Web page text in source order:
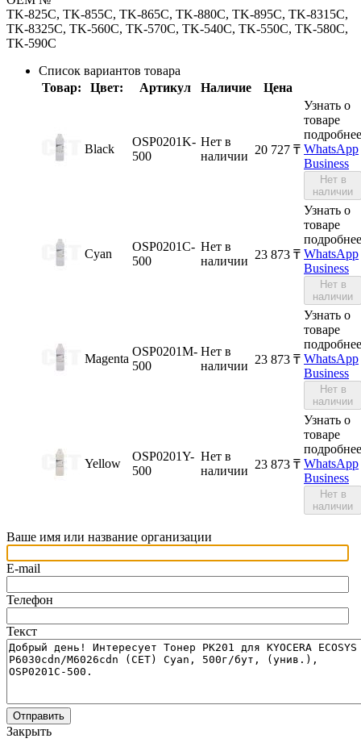
TK-825C, TK-855C, TK-865C, TK-880C, TK-895C, TK-8315C,
TK-8325C, TK-560C, TK-570C, TK-540C, TK-550C, TK-580C,
TK-590C
Список вариантов товара
Товар:
Цвет: Артикул Наличие Цена
Black
OSP0201K-
500
Нет в
наличии 20 727 ₸
Узнать о
товаре
подробнее
WhatsApp
Business
Нет в
наличии
Cyan
OSP0201C-
500
Нет в
наличии 23 873 ₸
Узнать о
товаре
подробнее
WhatsApp
Business
Нет в
наличии
Magenta
OSP0201M-
500
Нет в
наличии 23 873 ₸
Узнать о
товаре
подробнее
WhatsApp
Business
Нет в
наличии
Yellow
OSP0201Y-
500
Нет в
наличии 23 873 ₸
Узнать о
товаре
подробнее
WhatsApp
Business
Нет в
наличии
Ваше имя или название организации
E-mail
Телефон
Текст
Отправить
Закрыть